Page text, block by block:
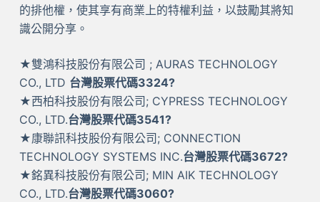
的排他權，使其享有商業上的特權利益，以鼓勵其將知
識公開分享。
★雙鴻科技股份有限公司 ; AURAS TECHNOLOGY
CO., LTD 台灣股票代碼3324?
★西柏科技股份有限公司; CYPRESS TECHNOLOGY
CO., LTD.台灣股票代碼3541?
★康聯訊科技股份有限公司; CONNECTION
TECHNOLOGY SYSTEMS INC.台灣股票代碼3672?
★銘異科技股份有限公司; MIN AIK TECHNOLOGY
CO., LTD.台灣股票代碼3060?